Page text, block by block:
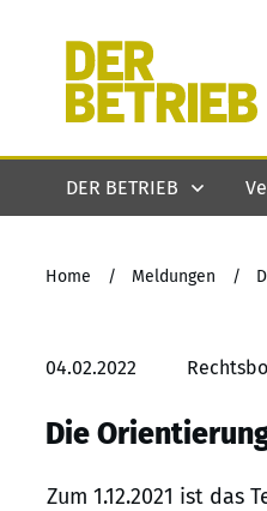
DER BETRIEB
Home / Meldungen /
04.02.2022
Die
Zum 1.12.2021 ist